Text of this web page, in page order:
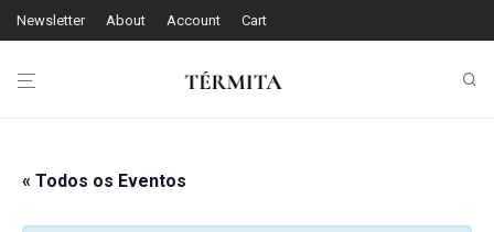
Newsletter About Account Cart
« Todos os Eventos